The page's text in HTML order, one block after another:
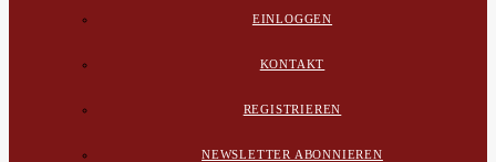
EINLOGGEN
KONTAKT
REGISTRIEREN
NEWSLETTER ABONNIEREN